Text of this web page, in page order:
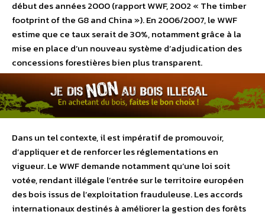
début des années 2000 (rapport WWF, 2002 « The timber
footprint of the G8 and China »). En 2006/2007, le WWF
estime que ce taux serait de 30%, notamment grâce à la
mise en place d’un nouveau système d’adjudication des
concessions forestières bien plus transparent.
Dans un tel contexte, il est impératif de promouvoir,
d’appliquer et de renforcer les réglementations en
vigueur. Le WWF demande notamment qu’une loi soit
votée, rendant illégale l’entrée sur le territoire européen
des bois issus de l’exploitation frauduleuse. Les accords
internationaux destinés à améliorer la gestion des forêts